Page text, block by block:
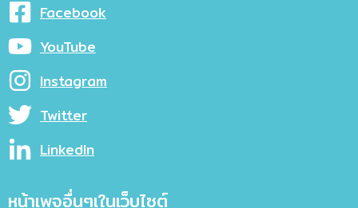
Facebook
YouTube
Instagram
Twitter
LinkedIn
หน้าเพจอื่นๆเในเว็บไซต์